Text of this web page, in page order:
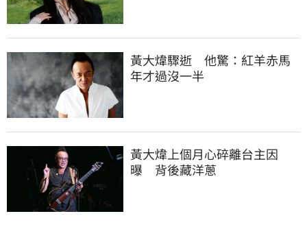
黃大煒驟逝　他驚：紅羊赤馬
年才過沒一半
黃大煒上個月心碎離台主因
曝　背後藏洋蔥